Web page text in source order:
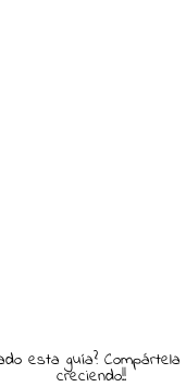
esta guía?
creciendo!!